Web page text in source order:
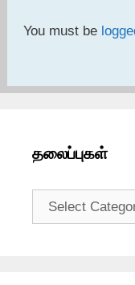
You must be
தலைப்புகள்
தலைப்புகள்